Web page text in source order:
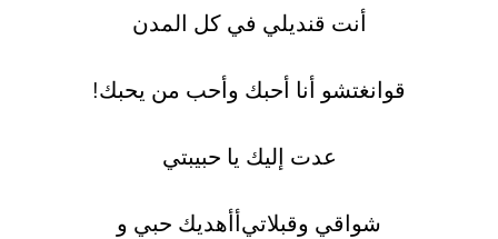
أنت قنديلي في كل المدن
قوانغتشو أنا أحبك وأحب من يحبك!
عدت إليك يا حبيبتي
أهديك حبي وأشواقي وقبلاتي